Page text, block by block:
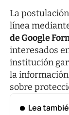
La
línea
de Google
interesados
institución
la información
sobre
Lea